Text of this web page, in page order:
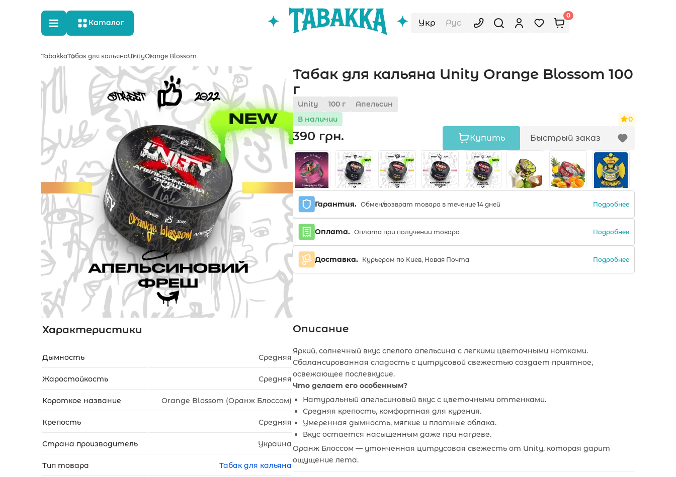
Каталог Укр Рус
0
Акции
Укр Рус
TabakkaТабак для кальянаUnityOrange Blossom
Табак для кальяна Unity Orange Blossom 100
г
Unity 100 г
Апельсин
В наличии
0
390 грн. Купить Быстрый заказ
Гарантия. Обмен/возврат товара в течение 14 дней Подробнее
Оплата. Оплата при получении товара Подробнее
Доставка. Курьером по Киев, Новая Почта Подробнее
Характеристики
Дымность Средняя
Жаростойкость Средняя
Короткое название Orange Blossom (Оранж Блоссом)
Крепость Средняя
Страна производитель Украина
Тип товара Табак для кальяна
Описание
Яркий, солнечный вкус спелого апельсина с легкими цветочными нотками.
Сбалансированная сладость с цитрусовой свежестью создает приятное,
освежающее послевкусие.
Что делает его особенным?
Натуральный апельсиновый вкус с цветочными оттенками.
Средняя крепость, комфортная для курения.
Умеренная дымность, мягкие и плотные облака.
Вкус остается насыщенным даже при нагреве.
Оранж Блоссом — утонченная цитрусовая свежесть от Unity, которая дарит
ощущение лета.